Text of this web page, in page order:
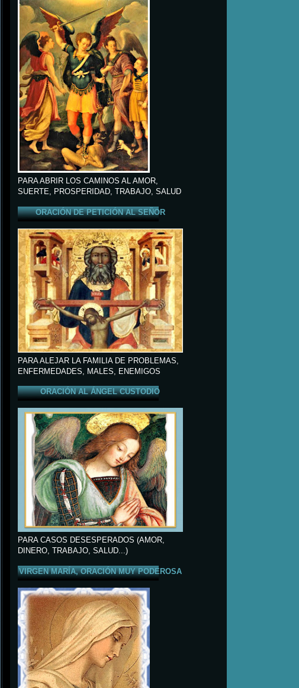
PARA ABRIR LOS CAMINOS AL AMOR,
SUERTE, PROSPERIDAD, TRABAJO, SALUD
ORACIÓN DE PETICIÓN AL SEÑOR
PARA ALEJAR LA FAMILIA DE PROBLEMAS,
ENFERMEDADES, MALES, ENEMIGOS
ORACIÓN AL ÁNGEL CUSTODIO
PARA CASOS DESESPERADOS (AMOR,
DINERO, TRABAJO, SALUD...)
VIRGEN MARÍA, ORACIÓN MUY PODEROSA